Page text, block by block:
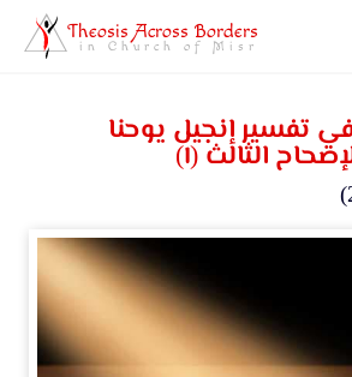
Theosis Across Borders
in Church of Misr
تفسير إنجيل يوحنا
الثالث (١)
)